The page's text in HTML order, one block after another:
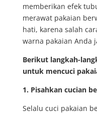
memberikan efek
merawat pakaian
hati, karena salah
warna pakaian Anda
Berikut langkah-
untuk mencuci
1. Pisahkan cucian
Selalu cuci pakaian